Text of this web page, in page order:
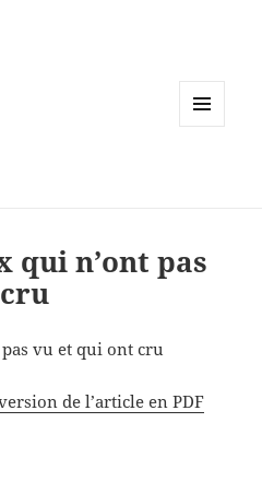
qui n’ont pas
vu et qui ont cru
de l’article en PDF